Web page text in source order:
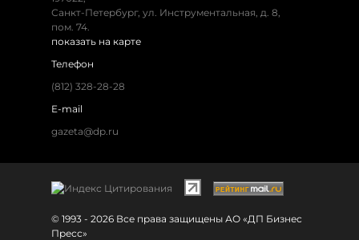
Санкт-Петербург, ул. Инструментальная, д. 8,
пом. 74.
показать на карте
Телефон
(812) 328-28-28
E-mail
gazeta@dp.ru
© 1993 - 2026 Все права защищены АО «ДП Бизнес
Пресс»